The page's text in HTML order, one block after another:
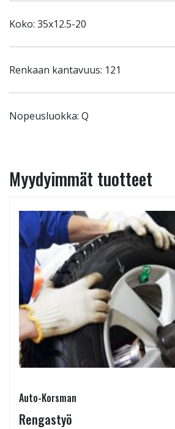
Koko: 35x12.5-20
Renkaan kantavuus: 121
Nopeusluokka: Q
Myydyimmät tuotteet
Auto-Korsman
Rengastyö